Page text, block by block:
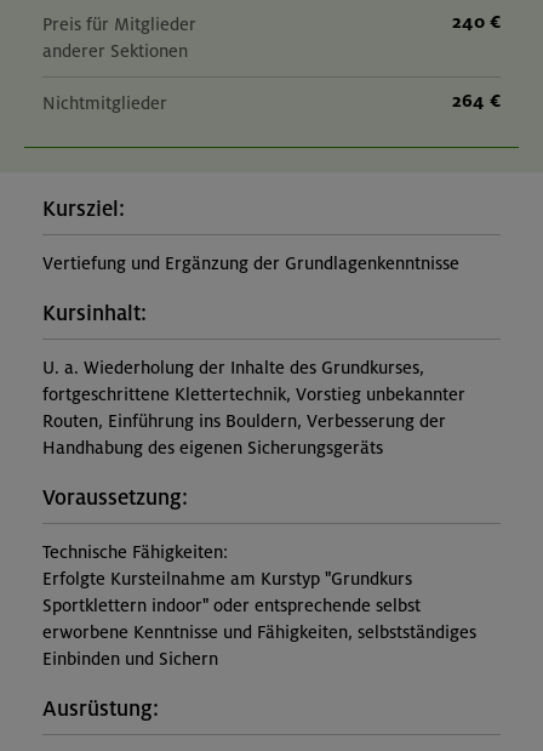
Preis für Mitglieder
anderer Sektionen
240 €
Nichtmitglieder 264 €
Kursziel:
Vertiefung und Ergänzung der Grundlagenkenntnisse
Kursinhalt:
U. a. Wiederholung der Inhalte des Grundkurses,
fortgeschrittene Klettertechnik, Vorstieg unbekannter
Routen, Einführung ins Bouldern, Verbesserung der
Handhabung des eigenen Sicherungsgeräts
Voraussetzung:
Technische Fähigkeiten:
Erfolgte Kursteilnahme am Kurstyp "Grundkurs
Sportklettern indoor" oder entsprechende selbst
erworbene Kenntnisse und Fähigkeiten, selbstständiges
Einbinden und Sichern
Ausrüstung: